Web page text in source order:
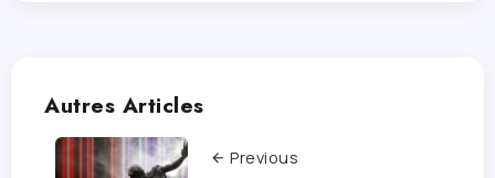
Autres Articles
Previous